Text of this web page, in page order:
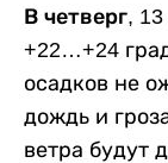
В четверг, 13
+22…+24
осадков не
дождь и
ветра будут